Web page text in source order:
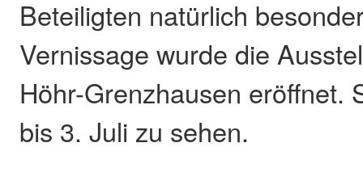
Beteiligten natürlich
Vernissage wurde die
Höhr-Grenzhausen eröffnet.
bis 3. Juli zu sehen.